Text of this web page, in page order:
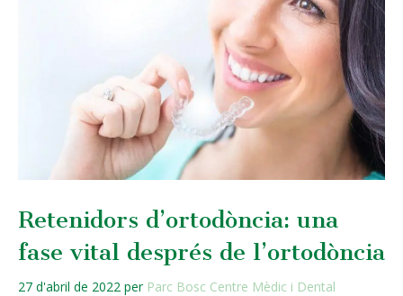
Retenidors d’ortodòncia: una
fase vital després de l’ortodòncia
27 d'abril de 2022 per Parc Bosc Centre Mèdic i Dental